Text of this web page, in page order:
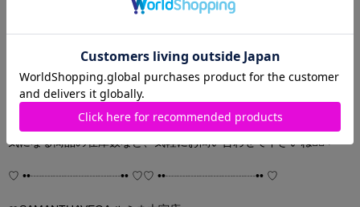
サマンサベガ ルミネ大宮店では、
お取り置きを承っております✨️
遠方の方に向けた、
現金書留も承っております💁🏻‍♀️💞
気になる商品の在庫数など、気軽にお問い合わせて下さいね👂🏻❤︎
♡ ••┈┈┈┈┈┈┈┈•• ♡♡ ••┈┈┈┈┈┈┈┈•• ♡